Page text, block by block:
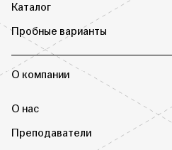
Каталог
Пробные варианты
О компании
О нас
Преподаватели